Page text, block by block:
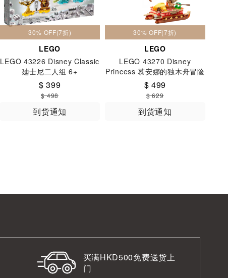
30% OFF(7折)
LEGO
LEGO 43226 Disney Classic
廸士尼二人组 6+
$ 399
$ 498
到货通知
30% OFF(7折)
LEGO
LEGO 43270 Disney
Princess 慕安娜的独木舟冒险
6+
$ 499
$ 629
到货通知
买满HKD500免费送货上
门